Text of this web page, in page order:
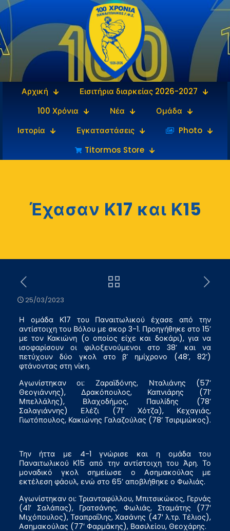
Αρχική
Εισιτήρια διαρκείας 2026-2027
100 Χρόνια
Νέα
Ομάδα
Ιστορία
Εγκαταστάσεις
‎‏‏‎ ‎Photo
Titormos Store
Έχασαν Κ17 και Κ15
25/03/2023
Η ομάδα Κ17 του Παναιτωλικού έχασε από την
αντίστοιχη του Βόλου με σκορ 3-1. Προηγήθηκε στο 15’
με τον Κακιώνη (ο οποίος είχε και δοκάρι), για να
ισοφαρίσουν οι φιλοξενούμενοι στο 38’ και να
πετύχουν δύο γκολ στο β’ ημίχρονο (48’, 82’)
φτάνοντας στη νίκη.
Αγωνίστηκαν οι: Ζαραϊδόνης, Νταλιάνης (57’
Θεογιάννης), Δρακόπουλος, Καπνιάρης (71’
Μπελλάλης), Βλαχοδήμος, Παυλίδης (78’
Σαλαγιάννης) Ελέζι (71’ Χότζα), Κεχαγιάς,
Γιωτόπουλος, Κακιώνης Γαλαζούλας (78’ Τσιριμώκος).
Την ήττα με 4-1 γνώρισε και η ομάδα του
Παναιτωλικού Κ15 από την αντίστοιχη του Άρη. Το
μοναδικό γκολ σημείωσε ο Ασημακούλας με
εκτέλεση φάουλ, ενώ στο 65’ αποβλήθηκε ο Φωλιάς.
Αγωνίστηκαν οι: Τριανταφύλλου, Μπιτσικώκος, Γερνάς
(41′ Σαλάπας), Γρατσάνης, Φωλιάς, Σταμάτης (77′
Μιχόπουλος), Τσαπραΐλης, Χασάνης (47′ λ.τρ. Τέλιος),
Ασημακούλας (77′ Φαρμάκης), Βασιλείου, Θεοχάρης.